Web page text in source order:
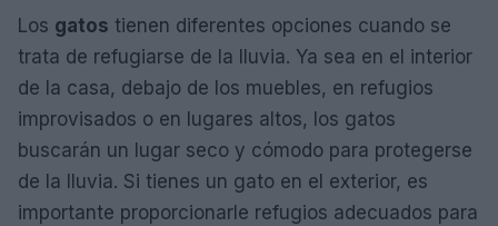
Los gatos tienen diferentes opciones cuando se
trata de refugiarse de la lluvia. Ya sea en el interior
de la casa, debajo de los muebles, en refugios
improvisados o en lugares altos, los gatos
buscarán un lugar seco y cómodo para protegerse
de la lluvia. Si tienes un gato en el exterior, es
importante proporcionarle refugios adecuados para